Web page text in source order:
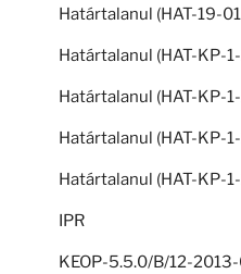
Határtalanul (HAT-19-
Határtalanul (HAT-KP-
Határtalanul (HAT-KP-
Határtalanul (HAT-KP-
Határtalanul (HAT-KP-
IPR
KEOP-5.5.0/B/12-